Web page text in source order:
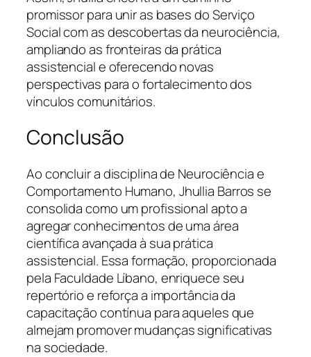
promissor para unir as bases do Serviço
Social com as descobertas da neurociência,
ampliando as fronteiras da prática
assistencial e oferecendo novas
perspectivas para o fortalecimento dos
vínculos comunitários.
Conclusão
Ao concluir a disciplina de Neurociência e
Comportamento Humano, Jhullia Barros se
consolida como um profissional apto a
agregar conhecimentos de uma área
científica avançada à sua prática
assistencial. Essa formação, proporcionada
pela Faculdade Líbano, enriquece seu
repertório e reforça a importância da
capacitação contínua para aqueles que
almejam promover mudanças significativas
na sociedade.